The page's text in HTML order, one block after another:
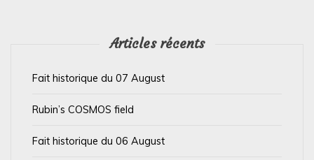
Articles récents
Fait historique du 07 August
Rubin’s COSMOS field
Fait historique du 06 August